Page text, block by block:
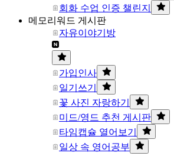
회화 수업 인증 챌린지
메모리워드 게시판
자유이야기방
가입인사
일기쓰기
꽃 사진 자랑하기
미드/영드 추천 게시판
타임캡슐 열어보기
일상 속 영어공부